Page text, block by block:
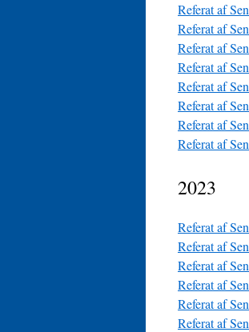
Referat af
Referat af
Referat af
Referat af
Referat af
Referat af
Referat af
Referat af
2023
Referat af
Referat af
Referat af
Referat af
Referat af
Referat af